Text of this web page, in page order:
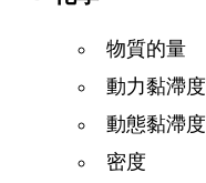
物質的量
動力黏滯度
動態黏滯度
密度